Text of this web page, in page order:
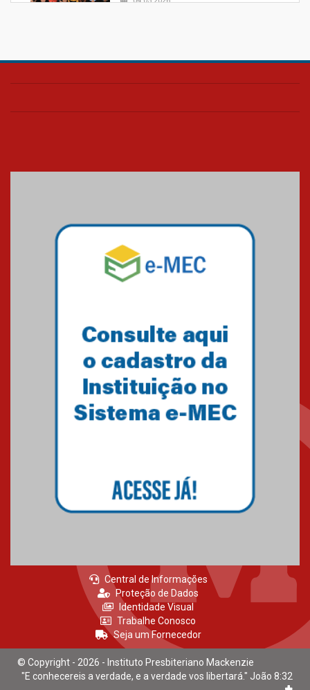
Confira como foi o culto mensal
Mackenzie mobiliza campanha
solidária para apoiar famílias em
Minas Gerais
Primeiro culto do ano ressalta o
27.02.2026
Central de Informações
Proteção de Dados
Identidade Visual
Trabalhe Conosco
Seja um Fornecedor
© Copyright - 2026 - Instituto Presbiteriano Mackenzie
"E conhecereis a verdade, e a verdade vos libertará." João 8:32